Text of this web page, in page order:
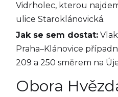
Vidrholec, kterou
ulice Staroklánovická.
Jak se sem dostat:
Praha–Klánovice
209 a 250 směrem na
Obora